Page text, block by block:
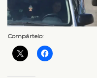
Compártelo: